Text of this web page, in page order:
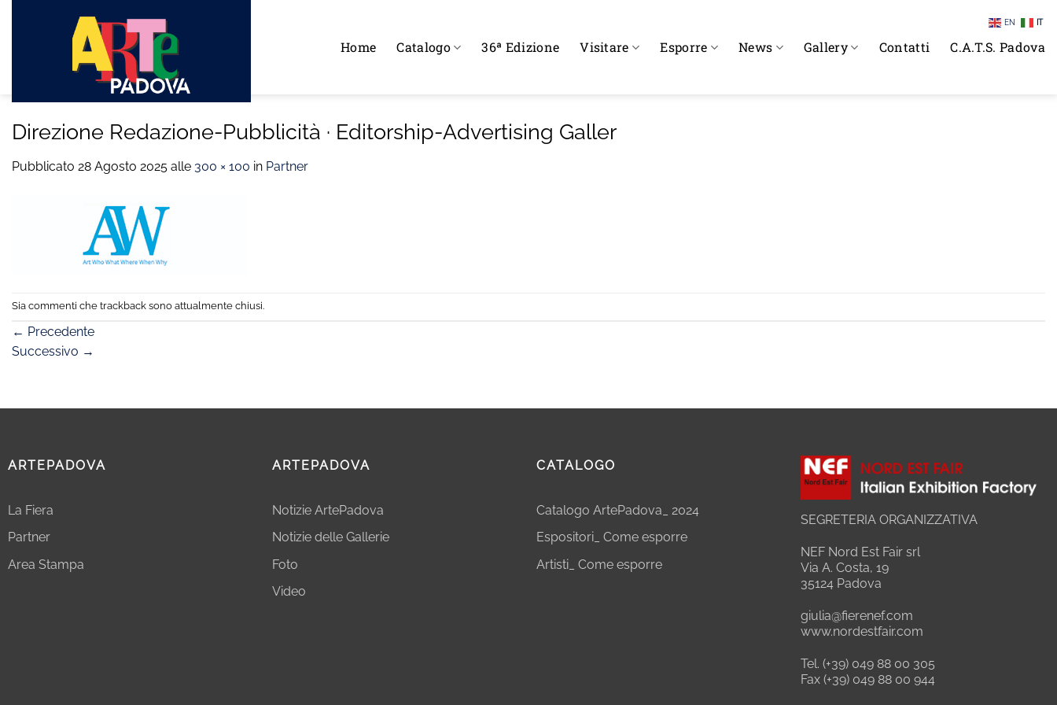
Home Catalogo 36ª Edizione Visitare Esporre News Gallery Contatti C.A.T.S. Padova
Direzione Redazione-Pubblicità · Editorship-Advertising Galler
Pubblicato 28 Agosto 2025 alle 300 × 100 in Partner
Sia commenti che trackback sono attualmente chiusi.
← Precedente
Successivo →
ARTEPADOVA
La Fiera
Partner
Area Stampa
ARTEPADOVA
Notizie ArtePadova
Notizie delle Gallerie
Foto
Video
CATALOGO
Catalogo ArtePadova_ 2024
Espositori_ Come esporre
Artisti_ Come esporre
SEGRETERIA ORGANIZZATIVA
NEF Nord Est Fair srl
Via A. Costa, 19
35124 Padova
giulia@fierenef.com
www.nordestfair.com
Tel. (+39) 049 88 00 305
Fax (+39) 049 88 00 944
EN IT